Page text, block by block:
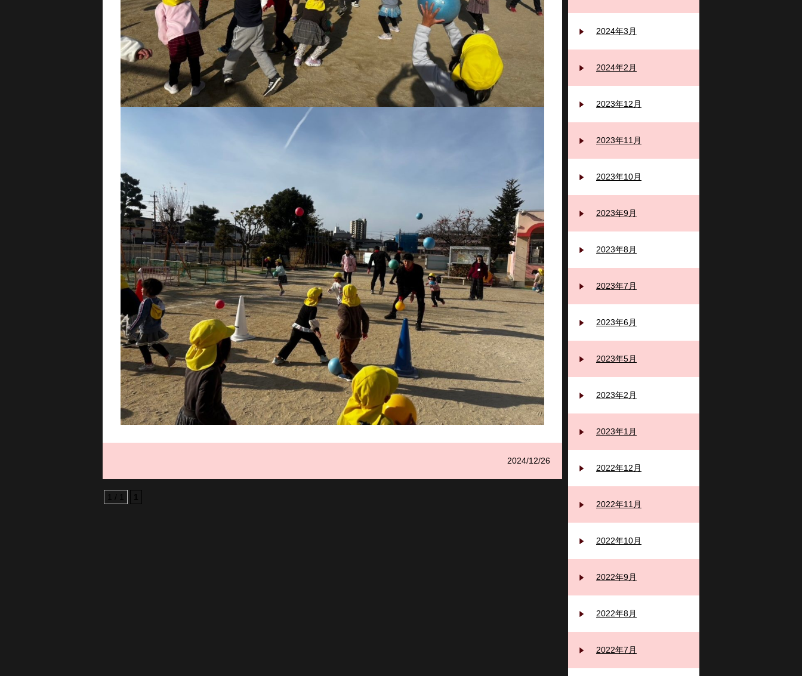
2024/12/26
1 / 1 1
2024年3月
2024年2月
2023年12月
2023年11月
2023年10月
2023年9月
2023年8月
2023年7月
2023年6月
2023年5月
2023年2月
2023年1月
2022年12月
2022年11月
2022年10月
2022年9月
2022年8月
2022年7月